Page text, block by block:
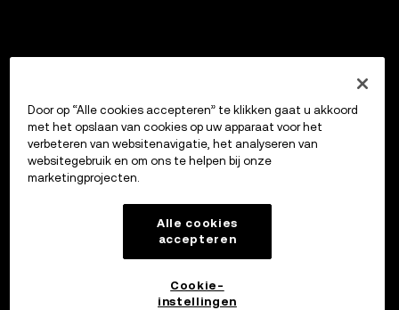
Door op “Alle cookies accepteren” te klikken gaat u akkoord
met het opslaan van cookies op uw apparaat voor het
verbeteren van websitenavigatie, het analyseren van
websitegebruik en om ons te helpen bij onze
marketingprojecten.
Alle cookies
accepteren
Cookie-
instellingen